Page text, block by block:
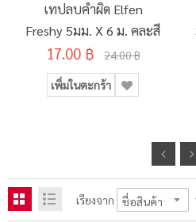
เทปลบคำผิด Elfen
Freshy 5มม. X 6 ม. คละสี
17.00 ฿ 24.00 ฿
เพิ่มในตะกร้า
เรียงจาก